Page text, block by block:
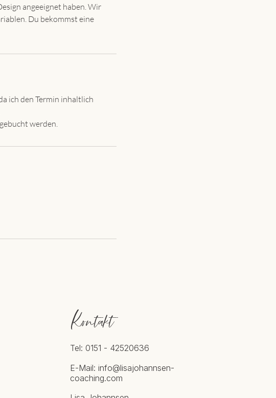
angeeignet haben. Wir
Du bekommst eine
ich den Termin inhaltlich
werden.
Kontakt
Tel: 0151 - 42520636
E-Mail: info@lisajohannsen-
coaching.com